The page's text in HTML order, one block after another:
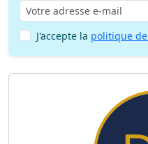
J'accepte la politique